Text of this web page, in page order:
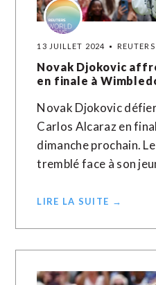
13 JUILLET 2024 REUTERS
Novak Djokovic
en finale à
Novak Djokovic
Carlos Alcaraz en
dimanche prochain.
tremblé face à son
LIRE LA SUITE →